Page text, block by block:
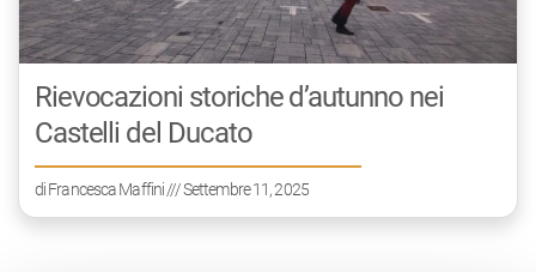
Rievocazioni storiche d’autunno nei
Castelli del Ducato
diFrancesca Maffini/// Settembre 11, 2025